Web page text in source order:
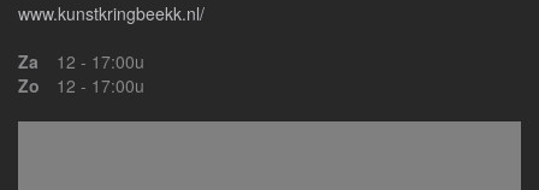
www.kunstkringbeekk.nl/
Za
12 - 17:00u
Zo
12 - 17:00u